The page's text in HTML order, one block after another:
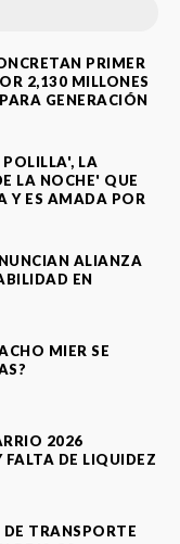
PRIMER
2,130 MILLONES
GENERACIÓN
LA
LA NOCHE' QUE
Y ES AMADA POR
ALIANZA
EN
MIER SE
2026
FALTA DE LIQUIDEZ
TRANSPORTE